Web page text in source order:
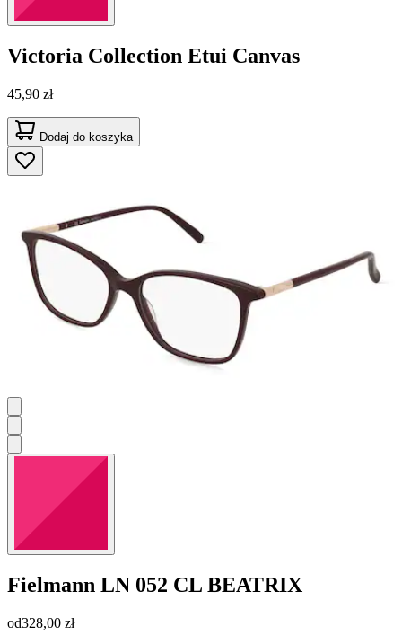
Victoria Collection Etui Canvas
45,90 zł
Dodaj do koszyka
Fielmann LN 052 CL BEATRIX
od328,00 zł